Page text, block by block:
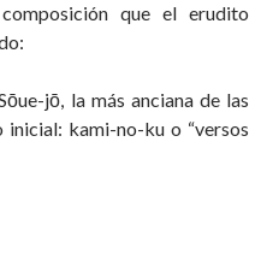
que el erudito
jō, la más anciana de las
kami-no-ku o “versos